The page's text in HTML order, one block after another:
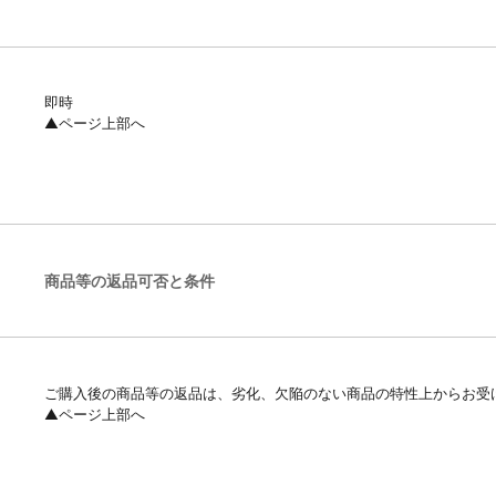
即時
▲ページ上部へ
商品等の返品可否と条件
ご購入後の商品等の返品は、劣化、欠陥のない商品の特性上からお受
▲ページ上部へ